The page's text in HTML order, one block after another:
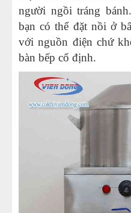
người ngồi tráng
bạn có thể đặt nồi ở
với nguồn điện chứ
bàn bếp cố định.